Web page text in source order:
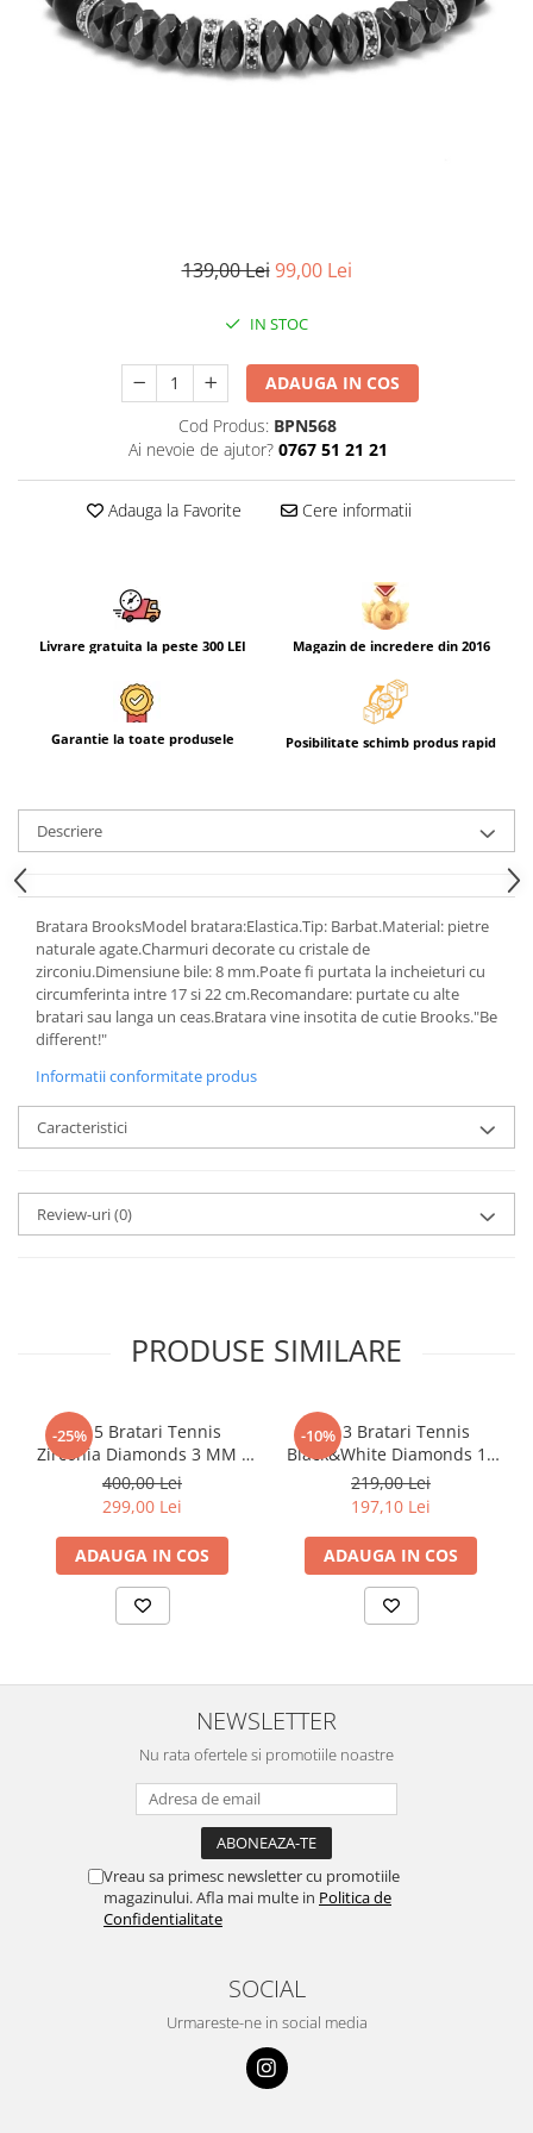
CERCEI
CEASURI DAMA
139,00 Lei 99,00 Lei
IN STOC
ADAUGA IN COS
Cod Produs: BPN568
Ai nevoie de ajutor? 0767 51 21 21
Adauga la Favorite Cere informatii
Livrare gratuita la peste 300 LEI Magazin de incredere din 2016
Garantie la toate produsele Posibilitate schimb produs rapid
Descriere
Bratara BrooksModel bratara:Elastica.Tip: Barbat.Material: pietre
naturale agate.Charmuri decorate cu cristale de
zirconiu.Dimensiune bile: 8 mm.Poate fi purtata la incheieturi cu
circumferinta intre 17 si 22 cm.Recomandare: purtate cu alte
bratari sau langa un ceas.Bratara vine insotita de cutie Brooks."Be
different!"
Informatii conformitate produs
Caracteristici
Review-uri(0)
PRODUSE SIMILARE
-25%
Set 5 Bratari Tennis
Zirconia Diamonds 3 MM /
19.5 CM
400,00 Lei
299,00 Lei
ADAUGA IN COS
-10%
Set 3 Bratari Tennis
Black&White Diamonds 19
CM
219,00 Lei
197,10 Lei
ADAUGA IN COS
NEWSLETTER
Nu rata ofertele si promotiile noastre
Vreau sa primesc newsletter cu promotiile
magazinului. Afla mai multe in Politica de
Confidentialitate
SOCIAL
Urmareste-ne in social media